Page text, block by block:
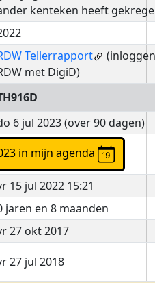
kenteken heeft
Tellerrapport
met DigiD)
6 jul 2023 (over 90 dagen)
do 6 jul 2023 in mijn agenda
15 jul 2022 15:21
jaren en 8 maanden
27 okt 2017
27 jul 2018